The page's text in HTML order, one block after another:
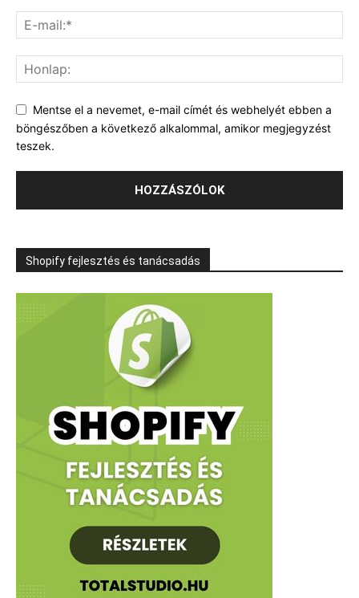
Mentse el a nevemet, e-mail címét és webhelyét ebben a
böngészőben a következő alkalommal, amikor megjegyzést
teszek.
Shopify fejlesztés és tanácsadás